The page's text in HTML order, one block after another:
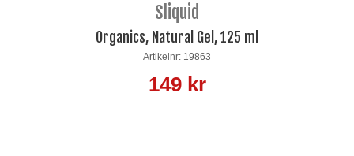
Sliquid
Organics, Natural Gel, 125 ml
Artikelnr: 19863
149 kr